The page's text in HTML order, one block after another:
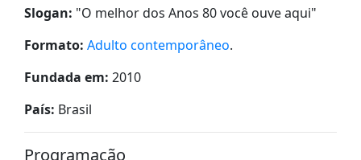
Slogan: "O melhor dos Anos 80 você ouve aqui"
Formato: Adulto contemporâneo.
Fundada em: 2010
País: Brasil
Programação